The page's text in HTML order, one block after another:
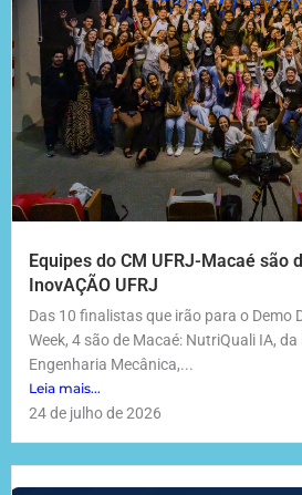
Equipes do CM UFRJ-Macaé são
InovAÇÃO UFRJ
Das 10 finalistas que irão para o Demo
Week, 4 são de Macaé: NutriQuali IA,
Engenharia Mecânica,...
Leia mais...
24 de julho de 2026